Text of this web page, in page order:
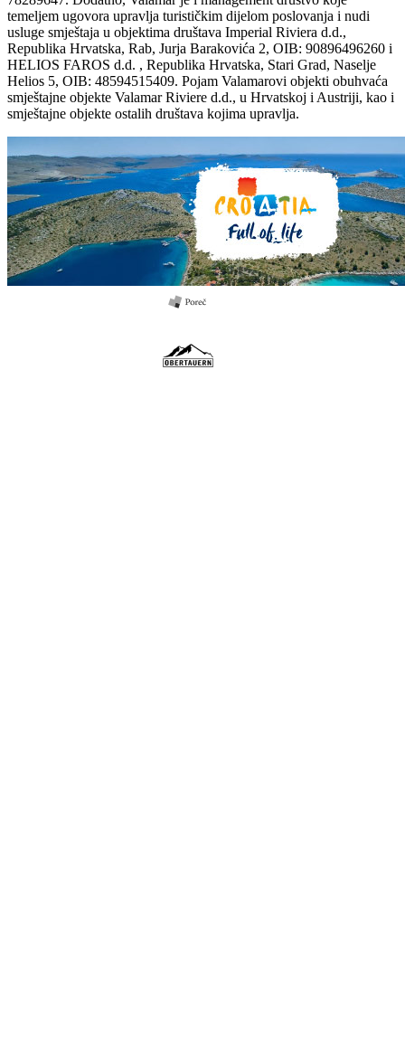
temeljem ugovora upravlja turističkim dijelom poslovanja i nudi
usluge smještaja u objektima društava Imperial Riviera d.d.,
Republika Hrvatska, Rab, Jurja Barakovića 2, OIB: 90896496260 i
HELIOS FAROS d.d. , Republika Hrvatska, Stari Grad, Naselje
Helios 5, OIB: 48594515409. Pojam Valamarovi objekti obuhvaća
smještajne objekte Valamar Riviere d.d., u Hrvatskoj i Austriji, kao i
smještajne objekte ostalih društava kojima upravlja.